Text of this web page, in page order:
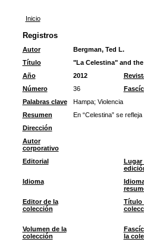
Inicio
Registros
Autor
Bergman, Ted L.
Título
"La Celestina" and
Año
2012
Número
36
Palabras clave
Hampa; Violencia
Resumen
En “Celestina” se
Dirección
Autor
corporativo
Editorial
Lugar
Idioma
Editor de la
colección
Título
Volumen de la
colección
la